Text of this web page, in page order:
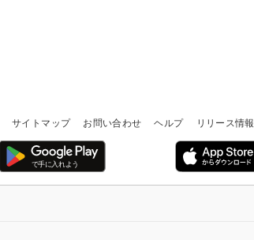
サイトマップ お問い合わせ ヘルプ リリース情報